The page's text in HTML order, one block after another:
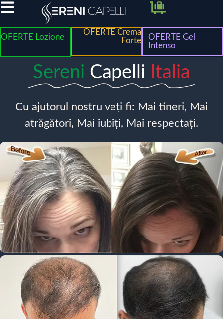
OFERTE Lozione
OFERTE Crema
Forte
OFERTE Gel
Intenso
Sereni Capelli Italia
Cu ajutorul nostru veți fi: Mai tineri, Mai
atrăgători, Mai iubiți, Mai respectați.